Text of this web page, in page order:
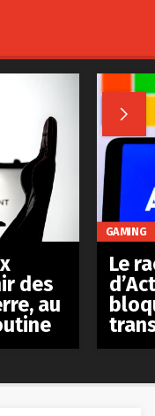

des
au
GAMING
Le